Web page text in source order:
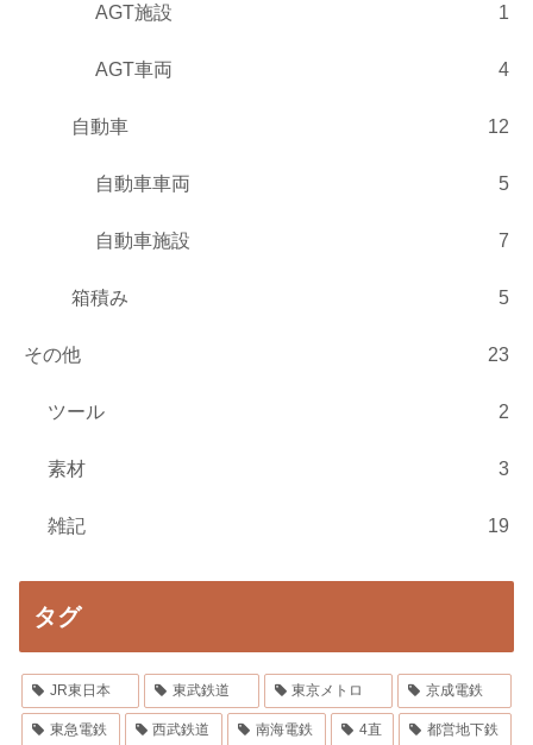
AGT施設 1
AGT車両 4
自動車 12
自動車車両 5
自動車施設 7
箱積み 5
その他 23
ツール 2
素材 3
雑記 19
タグ
JR東日本 東武鉄道 東京メトロ 京成電鉄
東急電鉄 西武鉄道 南海電鉄 4直 都営地下鉄